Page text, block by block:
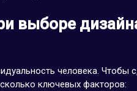
выборе
человека. Чтобы
ключевых факторов: